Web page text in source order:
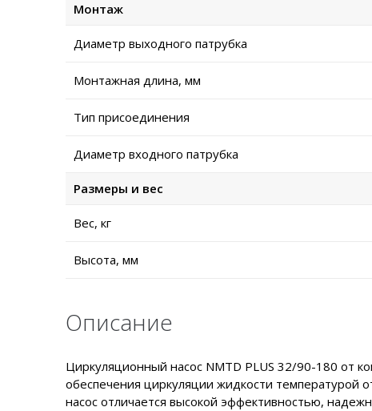
Монтаж
Диаметр выходного патрубка
Монтажная длина, мм
Тип присоединения
Диаметр входного патрубка
Размеры и вес
Вес, кг
Высота, мм
Описание
Циркуляционный насос NMTD PLUS 32/90-180 от
обеспечения циркуляции жидкости температурой
насос отличается высокой эффективностью,